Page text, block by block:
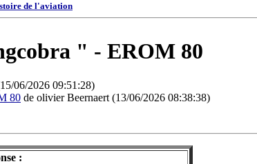
de l'aviation
" - EROM 80
06/2026 09:51:28)
80 de olivier Beernaert (13/06/2026 08:38:38)
: